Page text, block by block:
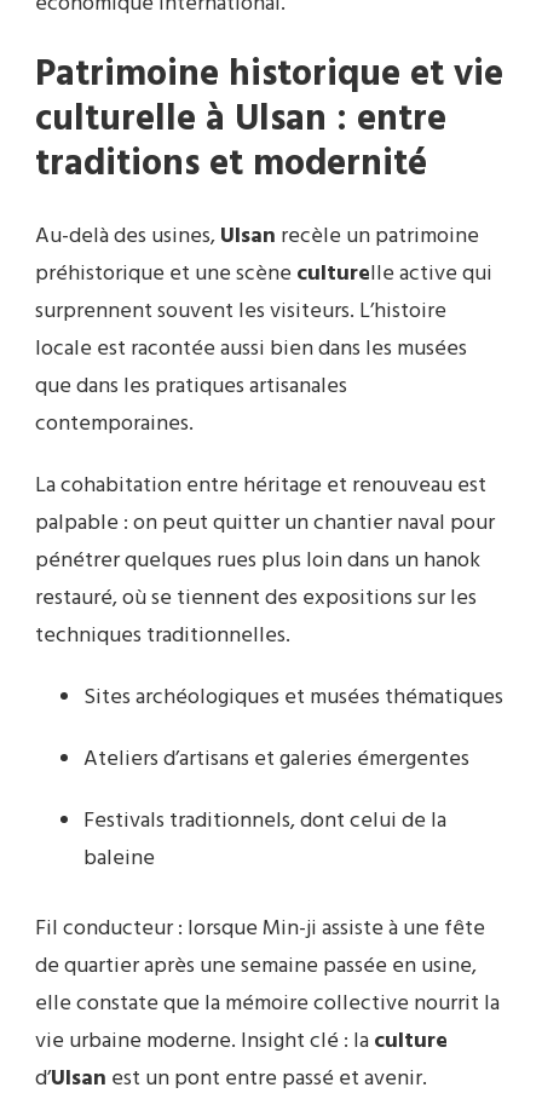
Patrimoine historique et vie
culturelle à Ulsan : entre
traditions et modernité
Au-delà des usines,Ulsan recèle un patrimoine
préhistorique et une scène culturelle active qui
surprennent souvent les visiteurs. L’histoire
locale est racontée aussi bien dans les musées
que dans les pratiques artisanales
contemporaines.
La cohabitation entre héritage et renouveau est
palpable : on peut quitter un chantier naval pour
pénétrer quelques rues plus loin dans un hanok
restauré, où se tiennent des expositions sur les
techniques traditionnelles.
Sites archéologiques et musées thématiques
Ateliers d’artisans et galeries émergentes
Festivals traditionnels, dont celui de la
baleine
Fil conducteur : lorsque Min-ji assiste à une fête
de quartier après une semaine passée en usine,
elle constate que la mémoire collective nourrit la
vie urbaine moderne. Insight clé : laculture
d’Ulsan est un pont entre passé et avenir.